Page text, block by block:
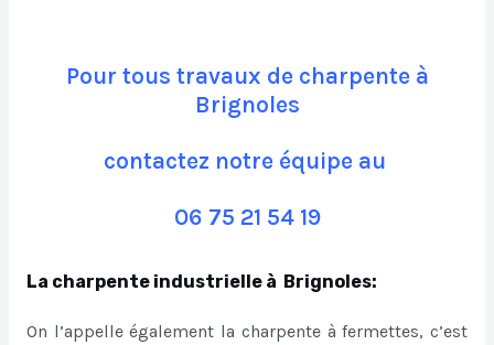
Pour tous travaux de charpente à
Brignoles
contactez notre équipe au
06 75 21 54 19
La charpente industrielle à Brignoles:
On l’appelle également la charpente à fermettes, c’est